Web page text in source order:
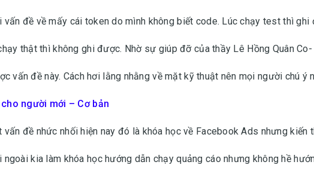
vấn đề về mấy cái token do mình không biết code. Lúc chạy test thì ghi
thật thì không ghi được. Nhờ sự giúp đỡ của thầy Lê Hồng Quân Co-
vấn đề này. Cách hơi lằng nhằng về mặt kỹ thuật nên mọi người chú ý
người mới – Cơ bản
vấn đề nhức nhối hiện nay đó là khóa học về Facebook Ads nhưng kiến
kia làm khóa học hướng dẫn chạy quảng cáo nhưng không hề